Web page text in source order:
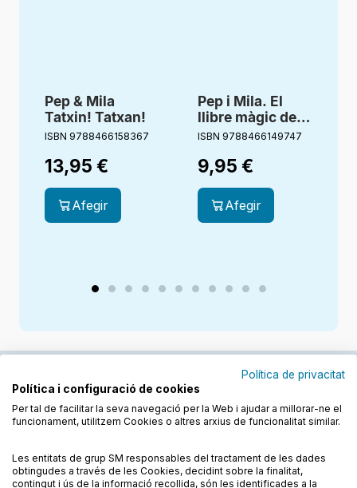
Pep & Mila
Tatxin! Tatxan!
ISBN 9788466158367
13,95 €
Afegir
Pep i Mila. El
llibre màgic de
Pep & Mila
ISBN 9788466149747
9,95 €
Afegir
Política de privacitat
Política i configuració de cookies
Per tal de facilitar la seva navegació per la Web i ajudar a millorar-ne el
funcionament, utilitzem Cookies o altres arxius de funcionalitat similar.
Les entitats de grup SM responsables del tractament de les dades
obtingudes a través de les Cookies, decidint sobre la finalitat,
contingut i ús de la informació recollida, són les identificades a la